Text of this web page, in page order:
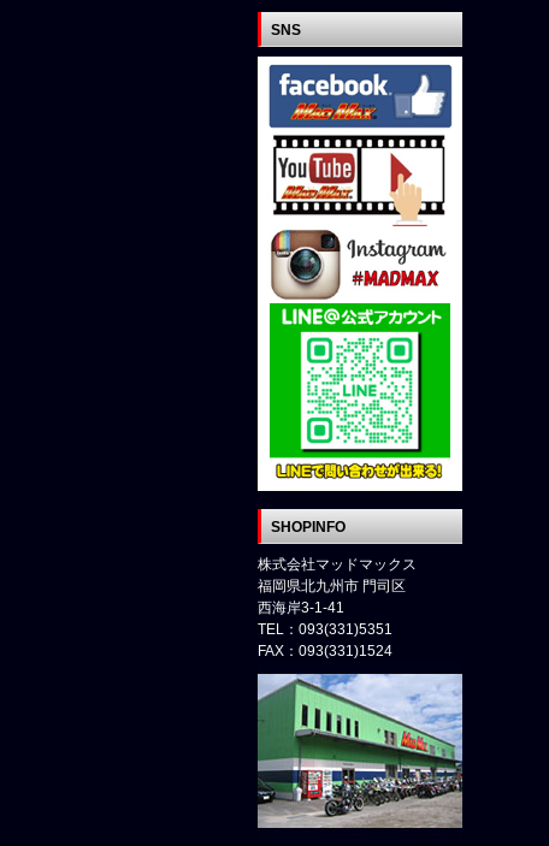
SNS
SHOPINFO
株式会社マッドマックス
福岡県北九州市 門司区
西海岸3-1-41
TEL：093(331)5351
FAX：093(331)1524